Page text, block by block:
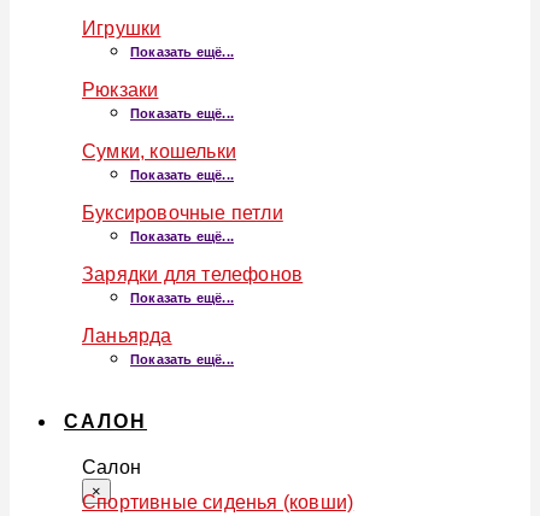
Игрушки
Показать ещё...
Рюкзаки
Показать ещё...
Сумки, кошельки
Показать ещё...
Буксировочные петли
Показать ещё...
Зарядки для телефонов
Показать ещё...
Ланьярда
Показать ещё...
САЛОН
Салон
×
Спортивные сиденья (ковши)